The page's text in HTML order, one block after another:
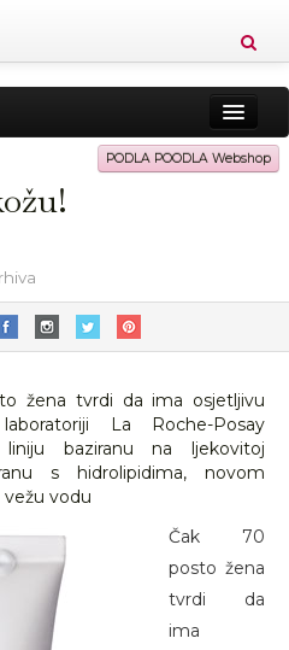
Zdravlje Vitkost
Putovanja
PODLA POODLA Webshop
žena tvrdi da ima osjetljivu
La Roche-Posay
baziranu na ljekovitoj
s hidrolipidima, novom
vodu
Čak 70
posto žena
tvrdi da
ima